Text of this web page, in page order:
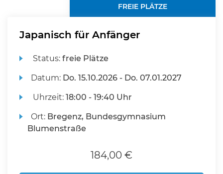
FREIE PLÄTZE
Japanisch für Anfänger
Status:freie Plätze
Datum: Do. 15.10.2026 - Do. 07.01.2027
Uhrzeit:18:00 - 19:40 Uhr
Ort: Bregenz, Bundesgymnasium
Blumenstraße
184,00 €